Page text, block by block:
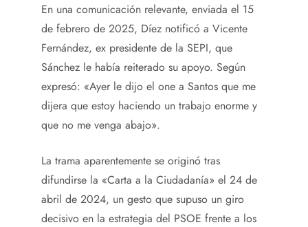
En una comunicación relevante, enviada el 15
de febrero de 2025, Díez notificó a Vicente
Fernández, ex presidente de la SEPI, que
Sánchez le había reiterado su apoyo. Según
expresó: «Ayer le dijo el one a Santos que me
dijera que estoy haciendo un trabajo enorme y
que no me venga abajo».
La trama aparentemente se originó tras
difundirse la «Carta a la Ciudadanía» el 24 de
abril de 2024, un gesto que supuso un giro
decisivo en la estrategia del PSOE frente a los